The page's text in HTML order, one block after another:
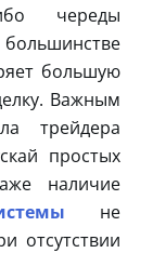
череды
большую
Важным
трейдера
простых
наличие
не
отсутствии